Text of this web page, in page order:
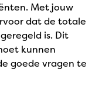
Met jouw
dat de totale
is. Dit
kunnen
goede vragen te